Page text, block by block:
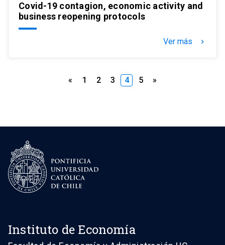
Covid-19 contagion, economic activity and
business reopening protocols
Ver más keyboard_arrow_right
Paginación
« 1 2 3 4 5 »
Instituto de Economía